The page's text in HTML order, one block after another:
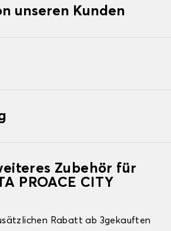
unseren Kunden
Zubehör für
PROACE CITY
Rabatt ab 3gekauften